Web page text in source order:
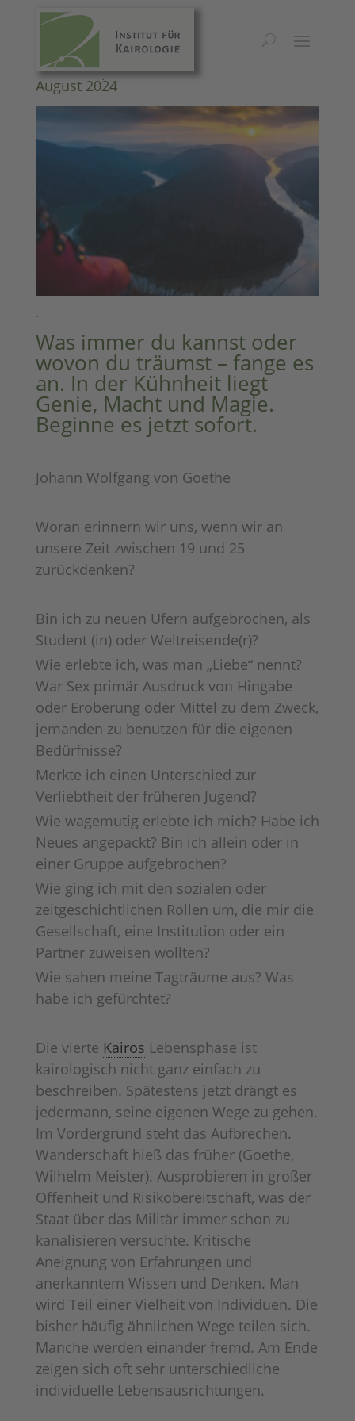
Kairos Inspirationen 2024/#30 – 25.
August 2024
.
Was immer du kannst oder
wovon du träumst – fange es
an. In der Kühnheit liegt
Genie, Macht und Magie.
Beginne es jetzt sofort.
Johann Wolfgang von Goethe
Woran erinnern wir uns, wenn wir an
unsere Zeit zwischen 19 und 25
zurückdenken?
Bin ich zu neuen Ufern aufgebrochen, als
Student (in) oder Weltreisende(r)?
Wie erlebte ich, was man „Liebe“ nennt?
War Sex primär Ausdruck von Hingabe
oder Eroberung oder Mittel zu dem Zweck,
jemanden zu benutzen für die eigenen
Bedürfnisse?
Merkte ich einen Unterschied zur
Verliebtheit der früheren Jugend?
Wie wagemutig erlebte ich mich? Habe ich
Neues angepackt? Bin ich allein oder in
einer Gruppe aufgebrochen?
Wie ging ich mit den sozialen oder
zeitgeschichtlichen Rollen um, die mir die
Gesellschaft, eine Institution oder ein
Partner zuweisen wollten?
Wie sahen meine Tagträume aus? Was
habe ich gefürchtet?
Die vierte Kairos Lebensphase ist
kairologisch nicht ganz einfach zu
beschreiben. Spätestens jetzt drängt es
jedermann, seine eigenen Wege zu gehen.
Im Vordergrund steht das Aufbrechen.
Wanderschaft hieß das früher (Goethe,
Wilhelm Meister). Ausprobieren in großer
Offenheit und Risikobereitschaft, was der
Staat über das Militär immer schon zu
kanalisieren versuchte. Kritische
Aneignung von Erfahrungen und
anerkanntem Wissen und Denken. Man
wird Teil einer Vielheit von Individuen. Die
bisher häufig ähnlichen Wege teilen sich.
Manche werden einander fremd. Am Ende
zeigen sich oft sehr unterschiedliche
individuelle Lebensausrichtungen.